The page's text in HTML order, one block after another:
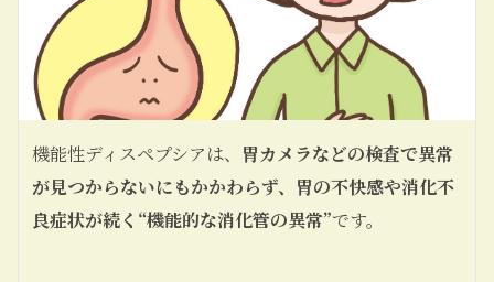
機能性ディスペプシアは、 胃カメラなどの検査で異常
が見つからないにもかかわらず、胃の不快感や消化不
良症状が続く“機能的な消化管の異常”です。